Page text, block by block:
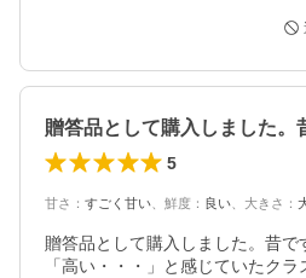
5
甘さ ： すごく甘い 鮮度 ： 良い 大きさ ：
贈答品として購入しました。昔で
「高い・・・」と感じていたク